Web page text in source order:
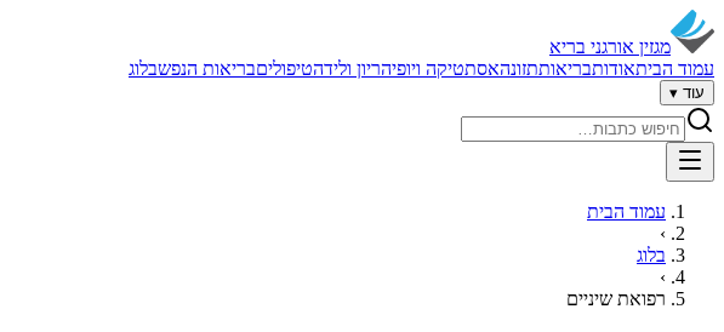
מגזין אורגני בריא
עמוד הביתאודותבריאותתזונהאסתטיקה ויופיהריון ולידהטיפוליםבריאות הנפשבלוג
עוד ▾
חיפוש באתר
עמוד הבית
›
בלוג
›
רפואת שיניים